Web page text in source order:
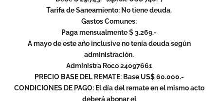
Tarifa de Saneamiento: No tiene deuda.
Gastos Comunes:
Paga mensualmente $ 3.269.-
A mayo de este año inclusive no tenía deuda según
administración.
Administra Roco 24097661
PRECIO BASE DEL REMATE: Base US$ 60.000.-
CONDICIONES DE PAGO: El día del remate en el mismo acto
deberá abonar el